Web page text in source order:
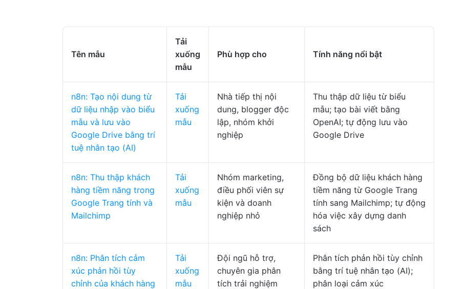
Tên mẫu
Tải
xuống
mẫu
Phù hợp cho Tính năng nổi bật
n8n: Tạo nội dung từ
dữ liệu nhập vào biểu
mẫu và lưu vào
Google Drive bằng trí
tuệ nhân tạo (AI)
Tải
xuống
mẫu
Nhà tiếp thị nội
dung, blogger độc
lập, nhóm khởi
nghiệp
Thu thập dữ liệu từ biểu
mẫu; tạo bài viết bằng
OpenAI; tự động lưu vào
Google Drive
n8n: Thu thập khách
hàng tiềm năng trong
Google Trang tính và
Mailchimp
Tải
xuống
mẫu
Nhóm marketing,
điều phối viên sự
kiện và doanh
nghiệp nhỏ
Đồng bộ dữ liệu khách hàng
tiềm năng từ Google Trang
tính sang Mailchimp; tự động
hóa việc xây dựng danh
sách
n8n: Phân tích cảm
xúc phản hồi tùy
chỉnh của khách hàng
Tải
xuống
mẫu
Đội ngũ hỗ trợ,
chuyên gia phân
tích trải nghiệm
Phân tích phản hồi tùy chỉnh
bằng trí tuệ nhân tạo (AI);
phân loại cảm xúc